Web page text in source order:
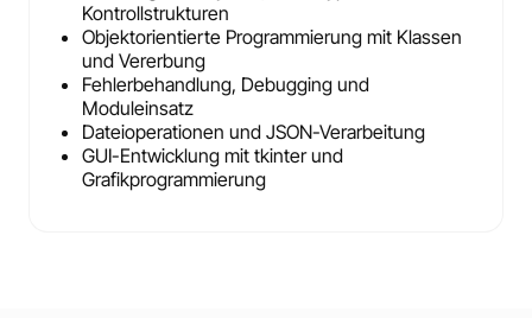
Kontrollstrukturen
Objektorientierte Programmierung mit Klassen
und Vererbung
Fehlerbehandlung, Debugging und
Moduleinsatz
Dateioperationen und JSON-Verarbeitung
GUI-Entwicklung mit tkinter und
Grafikprogrammierung